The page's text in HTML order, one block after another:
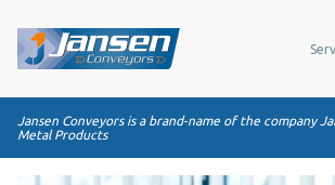
Jansen Conveyors is a brand-name of the company
Metal Products